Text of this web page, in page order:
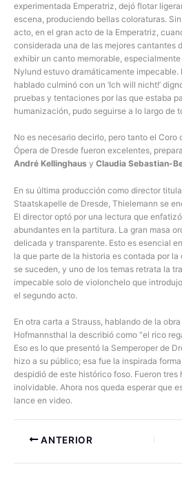
experimentada Emperatriz, dejó flotar
escena, produciendo bellas coloraturas.
acto, en el gran acto de la Emperatriz,
considerada una de las mejores cantantes
exhibir un canto memorable,
Nylund estuvo dramáticamente impecable.
hablado culminó con un ‘Ich will nicht!’
pruebas y tentaciones por las que estaba
humanización, pudo seguirse a lo largo de
No es necesario decirlo, pero tanto el Coro
Ópera de Dresde fueron excelentes,
André Kellinghaus y Claudia Sebastian-
En su última producción como director
Staatskapelle de Dresde, Thielemann se
El director optó por una lectura que
abundantes en la partitura. La gran masa
delicada y transparente. Esto es esencial
la que parte de la historia es contada por
se suceden, y uno de los temas retrata la
impecable solo de violonchelo que
el segundo acto.
En otra carta a Strauss, hablando de la
Hofmannsthal la describió como “el rico
Eso es lo que presentó la Semperoper de
hizo a su público; esa fue la inspirada
despidió de este histórico foso. Fueron tres
inolvidable. Ahora nos queda esperar que
lance en video.
ANTERIOR